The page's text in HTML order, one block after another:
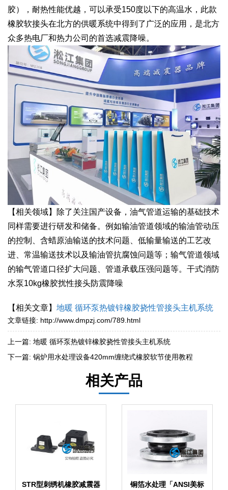
胶），耐热性能优越，可以承受150度以下的高温水，此款
橡胶软接头在北方的供暖系统中得到了广泛的应用，是北方
众多热电厂和热力公司的首选减震降噪。
【相关领域】除了关注国产设备，油气管道运输的基础技术
同样需要进行研发和储备。例如输油管道领域的输油管动压
的控制、含蜡原油输送的技术问题、低输量输送的工艺改
进、常温输送技术以及输油管抗腐蚀问题等；输气管道领域
的输气管道口径扩大问题、管道承载压强问题等。干式消防
水泵10kg橡胶扰性接头防震降噪
【相关文章】 地暖 循环泵热镀锌橡胶挠性管接头主机系统
文章链接: http://www.dmpzj.com/789.html
上一篇: 地暖 循环泵热镀锌橡胶挠性管接头主机系统
下一篇: 锅炉用水处理设备420mm缠绕式橡胶软节使用教程
相关产品
STR型刺绣机橡胶减震器
铜箔水处理「ANSI美标